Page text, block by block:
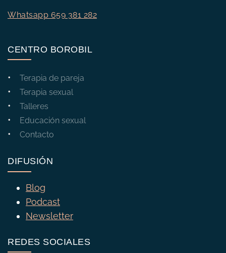
Whatsapp 659 381 282
CENTRO BOROBIL
Terapia de pareja
Terapia sexual
Talleres
Educación sexual
Contacto
DIFUSIÓN
Blog
Podcast
Newsletter
REDES SOCIALES